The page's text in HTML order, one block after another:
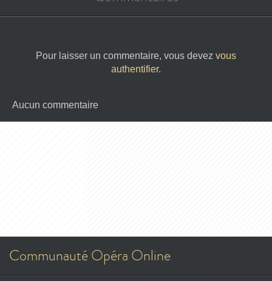
Pour laisser un commentaire, vous devez vous
authentifier.
Aucun commentaire
Communauté Opéra Online